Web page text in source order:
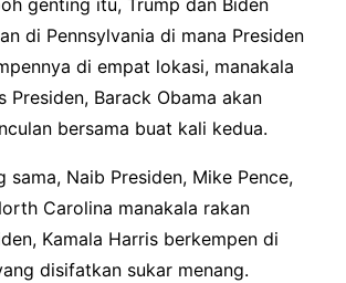
genting itu, Trump dan Biden
di Pennsylvania di mana Presiden
di empat lokasi, manakala
Presiden, Barack Obama akan
bersama buat kali kedua.
sama, Naib Presiden, Mike Pence,
Carolina manakala rakan
Kamala Harris berkempen di
disifatkan sukar menang.